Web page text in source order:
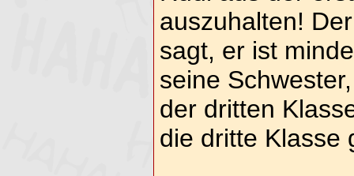
auszuhalten!
sagt, er ist
seine
der dritten
die dritte Klasse